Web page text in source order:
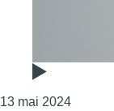
13 mai 2024